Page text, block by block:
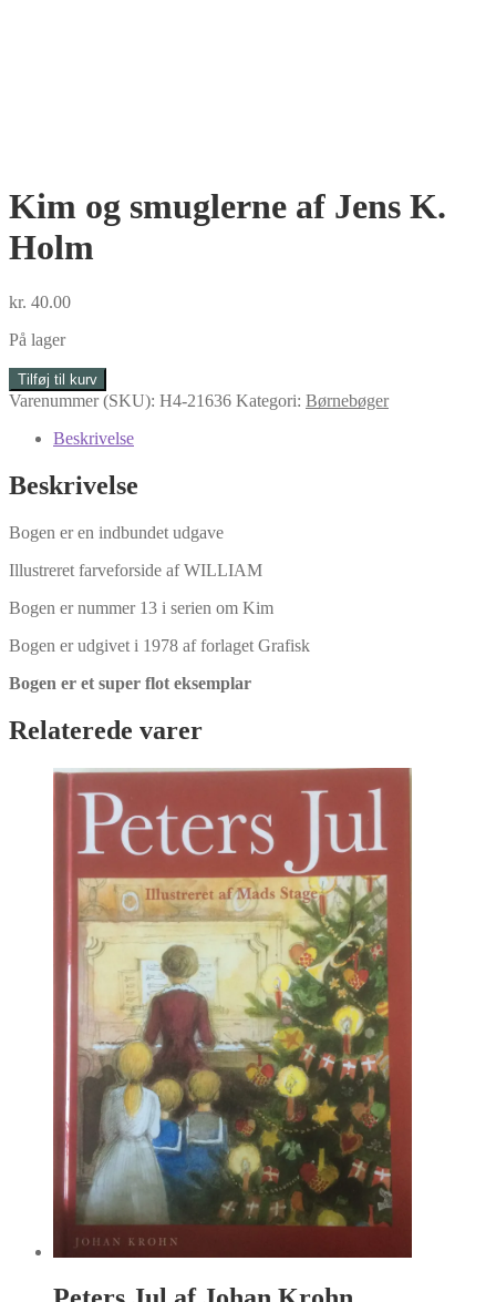
Kim og smuglerne af Jens K.
Holm
kr. 40.00
På lager
Kim
og
K.
Holm
Tilføj til kurv
Varenummer (SKU): H4-21636 Kategori: Børnebøger
Beskrivelse
Beskrivelse
Bogen er en indbundet udgave
Illustreret farveforside af WILLIAM
Bogen er nummer 13 i serien om Kim
Bogen er udgivet i 1978 af forlaget Grafisk
Bogen er et super flot eksemplar
Relaterede varer